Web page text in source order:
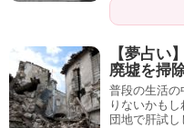
１６年以上も続く老舗の
キスの夢を見たことと、
ることで、きっとその出
【夢占い
廃墟を掃
普段の生活の
りないかも
団地で肝試